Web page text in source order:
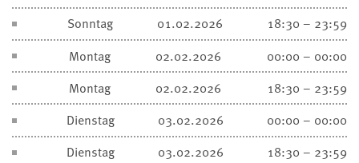
Sonntag
01.02.2026
18:30 – 23:59
Montag
02.02.2026
00:00 – 00:00
Montag
02.02.2026
18:30 – 23:59
Dienstag
03.02.2026
00:00 – 00:00
Dienstag
03.02.2026
18:30 – 23:59